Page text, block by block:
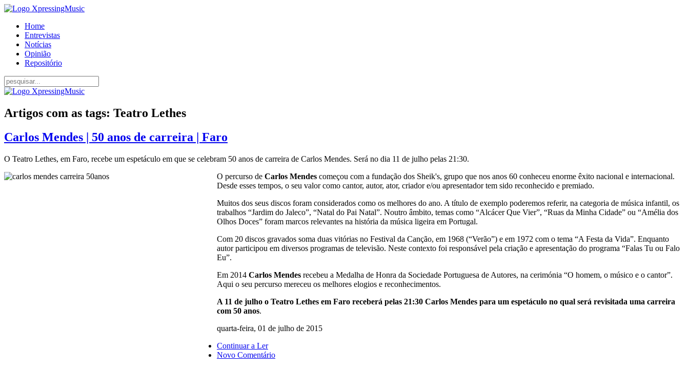
Home
Entrevistas
Notícias
Opinião
Repositório
Artigos com as tags: Teatro Lethes
Carlos Mendes | 50 anos de carreira | Faro
O Teatro Lethes, em Faro, recebe um espetáculo em que se celebram 50 anos de carreira de Carlos Mendes. Será no dia 11 de julho pelas 21:30.
O percurso de Carlos Mendes começou com a fundação dos Sheik's, grupo que nos anos 60 conheceu enorme êxito nacional e internacional.
Desde esses tempos, o seu valor como cantor, autor, ator, criador e/ou apresentador tem sido reconhecido e premiado.
Muitos dos seus discos foram considerados como os melhores do ano. A título de exemplo poderemos referir, na categoria de música infantil, os
trabalhos “Jardim do Jaleco”, “Natal do Pai Natal”. Noutro âmbito, temas como “Alcácer Que Vier”, “Ruas da Minha Cidade” ou “Amélia dos
Olhos Doces” foram marcos relevantes na história da música ligeira em Portugal.
Com 20 discos gravados soma duas vitórias no Festival da Canção, em 1968 (“Verão”) e em 1972 com o tema “A Festa da Vida”. Enquanto
autor participou em diversos programas de televisão. Neste contexto foi responsável pela criação e apresentação do programa “Falas Tu ou Falo
Eu”.
Em 2014 Carlos Mendes recebeu a Medalha de Honra da Sociedade Portuguesa de Autores, na cerimónia “O homem, o músico e o cantor”.
Aqui o seu percurso mereceu os melhores elogios e reconhecimentos.
A 11 de julho o Teatro Lethes em Faro receberá pelas 21:30 Carlos Mendes para um espetáculo no qual será revisitada uma carreira
com 50 anos.
quarta-feira, 01 de julho de 2015
Continuar a Ler
Novo Comentário